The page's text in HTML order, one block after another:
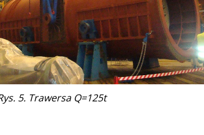
5. Trawersa Q=125t